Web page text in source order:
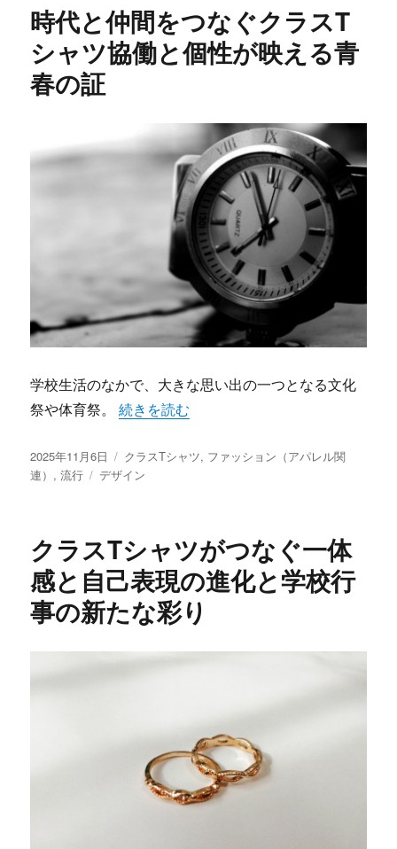
時代と仲間をつなぐクラスT
シャツ協働と個性が映える青
春の証
学校生活のなかで、大きな思い出の一つとなる文化
祭や体育祭。“時代と仲間をつなぐクラスTシャツ協働と
続きを読む
投
稿
2025年11月6日
カ
テ
クラスTシャツ, ファッション（アパレル関
連） ,流行
タ
デザイン
クラスTシャツがつなぐ一体
感と自己表現の進化と学校行
事の新たな彩り